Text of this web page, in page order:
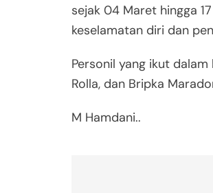
sejak 04 Maret hingga
keselamatan diri dan
Personil yang ikut
Rolla, dan Bripka
M Hamdani..